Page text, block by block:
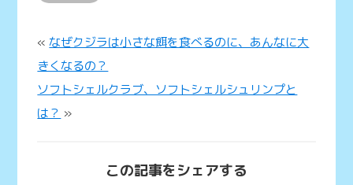
«なぜクジラは小さな餌を食べるのに、あんなに大
きくなるの？
ソフトシェルクラブ、ソフトシェルシュリンプと
は？ »
この記事をシェアする